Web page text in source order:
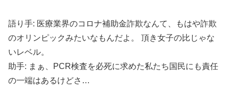
語り手: 医療業界のコロナ補助金詐欺なんて、もはや詐欺
のオリンピックみたいなもんだよ。 頂き女子の比じゃな
いレベル。
助手: まぁ、PCR検査を必死に求めた私たち国民にも責任
の一端はあるけどさ…